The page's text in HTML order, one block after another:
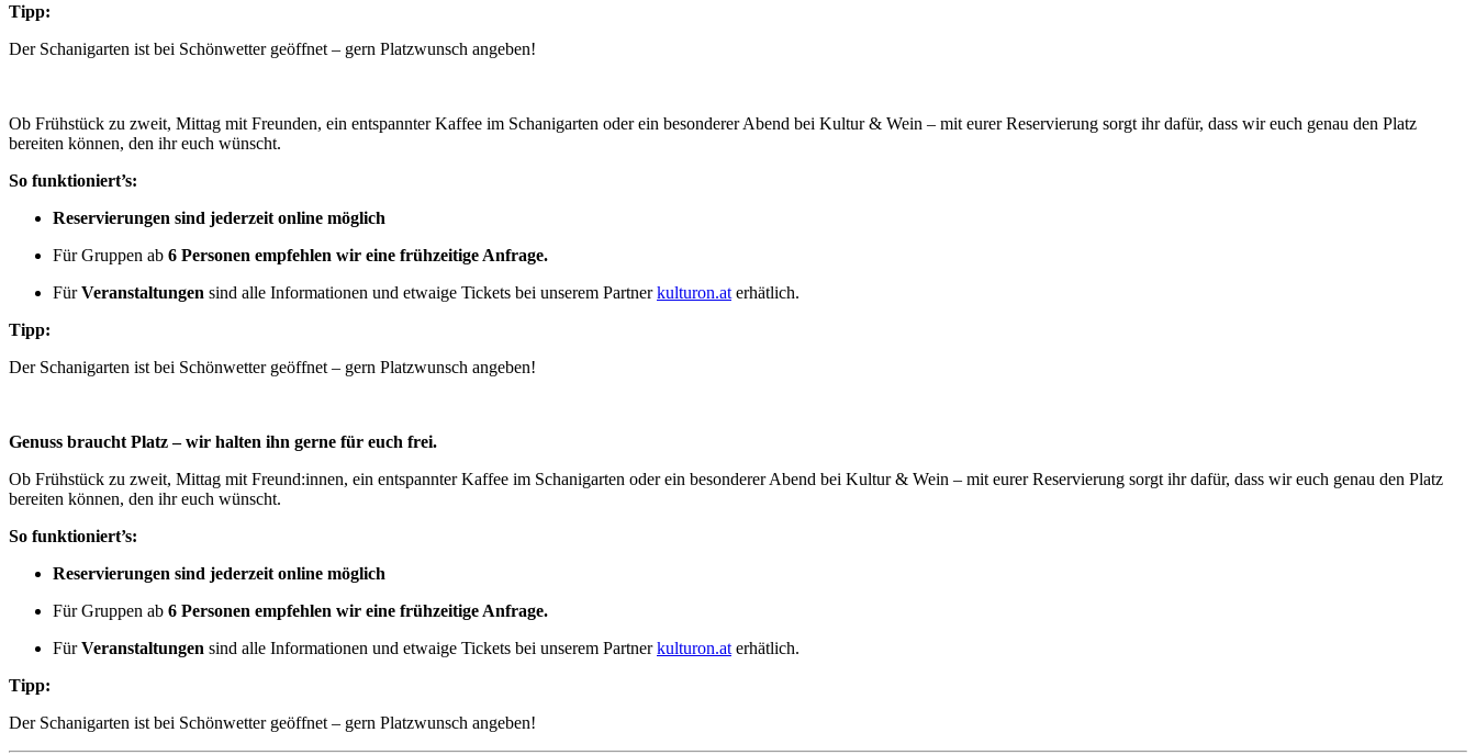
Tipp:
Der Schanigarten ist bei Schönwetter geöffnet – gern Platzwunsch angeben!
Ob Frühstück zu zweit, Mittag mit Freunden, ein entspannter Kaffee im Schanigarten oder ein besonderer Abend bei Kultur & Wein – mit eurer Reservierung sorgt ihr dafür, dass wir euch genau den Platz
bereiten können, den ihr euch wünscht.
So funktioniert’s:
Reservierungen sind jederzeit online möglich
Für Gruppen ab 6 Personen empfehlen wir eine frühzeitige Anfrage.
FürVeranstaltungen sind alle Informationen und etwaige Tickets bei unserem Partnerkulturon.at erhätlich.
Tipp:
Der Schanigarten ist bei Schönwetter geöffnet – gern Platzwunsch angeben!
Genuss braucht Platz – wir halten ihn gerne für euch frei.
Ob Frühstück zu zweit, Mittag mit Freund:innen, ein entspannter Kaffee im Schanigarten oder ein besonderer Abend bei Kultur & Wein – mit eurer Reservierung sorgt ihr dafür, dass wir euch genau den Platz
bereiten können, den ihr euch wünscht.
So funktioniert’s:
Reservierungen sind jederzeit online möglich
Für Gruppen ab 6 Personen empfehlen wir eine frühzeitige Anfrage.
FürVeranstaltungen sind alle Informationen und etwaige Tickets bei unserem Partnerkulturon.at erhätlich.
Tipp:
Der Schanigarten ist bei Schönwetter geöffnet – gern Platzwunsch angeben!